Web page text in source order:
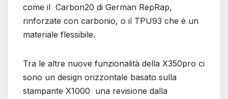
come il Carbon20 di German RepRap,
rinforzate con carbonio, o il TPU93 che è un
materiale flessibile.
Tra le altre nuove funzionalità della X350pro ci
sono un design orizzontale basato sulla
stampante X1000 una revisione dalla